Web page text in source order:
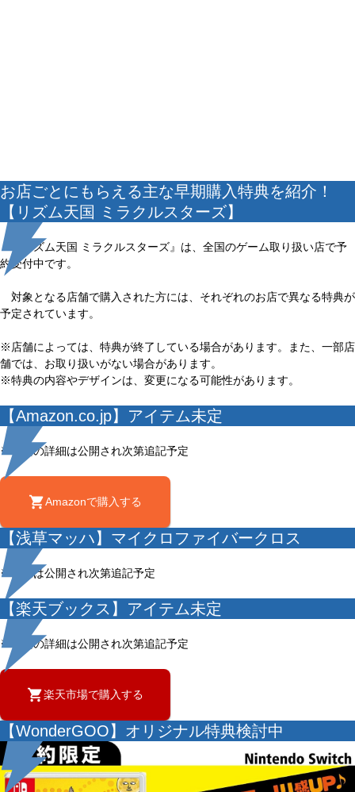
お店ごとにもらえる主な早期購入特典を紹介！
【リズム天国 ミラクルスターズ】
『リズム天国 ミラクルスターズ』は、全国のゲーム取り扱い店で予
約受付中です。
対象となる店舗で購入された方には、それぞれのお店で異なる特典が
予定されています。
※店舗によっては、特典が終了している場合があります。また、一部店
舗では、お取り扱いがない場合があります。
※特典の内容やデザインは、変更になる可能性があります。
【Amazon.co.jp】アイテム未定
※特典の詳細は公開され次第追記予定
Amazonで購入する
【浅草マッハ】マイクロファイバークロス
※画像は公開され次第追記予定
【楽天ブックス】アイテム未定
※特典の詳細は公開され次第追記予定
楽天市場で購入する
【WonderGOO】オリジナル特典検討中